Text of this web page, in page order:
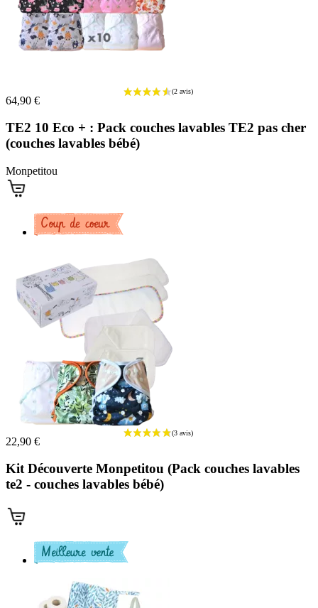
64,90 €
TE2 10 Eco + : Pack couches lavables TE2 pas cher
(couches lavables bébé)
Monpetitou
22,90 €
Kit Découverte Monpetitou (Pack couches lavables
te2 - couches lavables bébé)